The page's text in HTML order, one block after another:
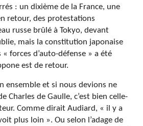
: un dixième de la France, une
retour, des protestations
russe brûlé à Tokyo, devant
mais la constitution japonaise
forces d’auto-défense » a été
est de retour.
ensemble et si nous devions ne
Charles de Gaulle, c’est bien celle-
Comme dirait Audiard, « il y a
plus loin ». Ou selon l’adage de